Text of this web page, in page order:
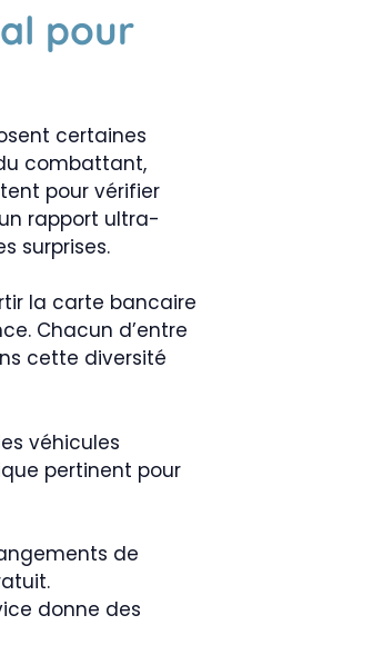
pour
certaines
combattant,
pour vérifier
rapport ultra-
surprises.
la carte bancaire
Chacun d’entre
cette diversité
véhicules
pertinent pour
de
donne des